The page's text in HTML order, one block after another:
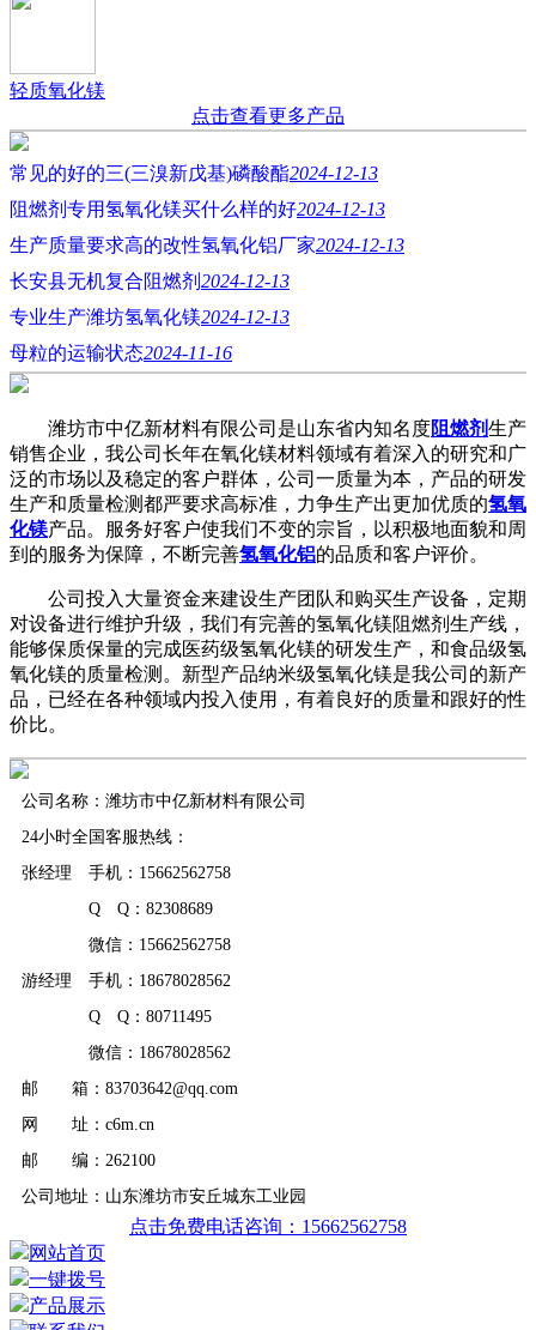
轻质氧化镁
点击查看更多产品
常见的好的三(三溴新戊基)磷酸酯2024-12-13
阻燃剂专用氢氧化镁买什么样的好2024-12-13
生产质量要求高的改性氢氧化铝厂家2024-12-13
长安县无机复合阻燃剂 2024-12-13
专业生产潍坊氢氧化镁2024-12-13
母粒的运输状态2024-11-16
潍坊市中亿新材料有限公司是山东省内知名度阻燃剂生产
销售企业，我公司长年在氧化镁材料领域有着深入的研究和广
泛的市场以及稳定的客户群体，公司一质量为本，产品的研发
生产和质量检测都严要求高标准，力争生产出更加优质的氢氧
化镁产品。服务好客户使我们不变的宗旨，以积极地面貌和周
到的服务为保障，不断完善氢氧化铝的品质和客户评价。
公司投入大量资金来建设生产团队和购买生产设备，定期
对设备进行维护升级，我们有完善的氢氧化镁阻燃剂生产线，
能够保质保量的完成医药级氢氧化镁的研发生产，和食品级氢
氧化镁的质量检测。新型产品纳米级氢氧化镁是我公司的新产
品，已经在各种领域内投入使用，有着良好的质量和跟好的性
价比。
公司名称：潍坊市中亿新材料有限公司
24小时全国客服热线：
张经理 手机：15662562758
Q Q：82308689
微信：15662562758
游经理 手机：18678028562
Q Q：80711495
微信：18678028562
邮 箱：83703642@qq.com
网 址：c6m.cn
邮 编：262100
公司地址：山东潍坊市安丘城东工业园
点击免费电话咨询：15662562758
网站首页
一键拨号
产品展示